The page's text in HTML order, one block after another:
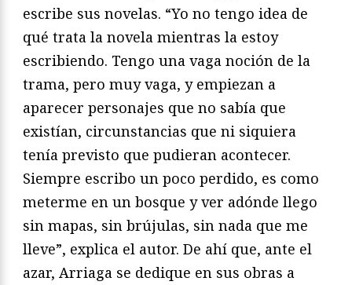
escribe sus novelas. “Yo no tengo idea de
qué trata la novela mientras la estoy
escribiendo. Tengo una vaga noción de la
trama, pero muy vaga, y empiezan a
aparecer personajes que no sabía que
existían, circunstancias que ni siquiera
tenía previsto que pudieran acontecer.
Siempre escribo un poco perdido, es como
meterme en un bosque y ver adónde llego
sin mapas, sin brújulas, sin nada que me
lleve”, explica el autor. De ahí que, ante el
azar, Arriaga se dedique en sus obras a